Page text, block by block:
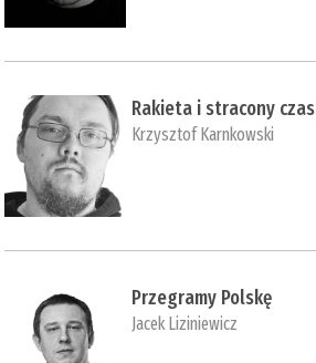
Rakieta i stracony czas
Krzysztof Karnkowski
Przegramy Polskę
Jacek Liziniewicz